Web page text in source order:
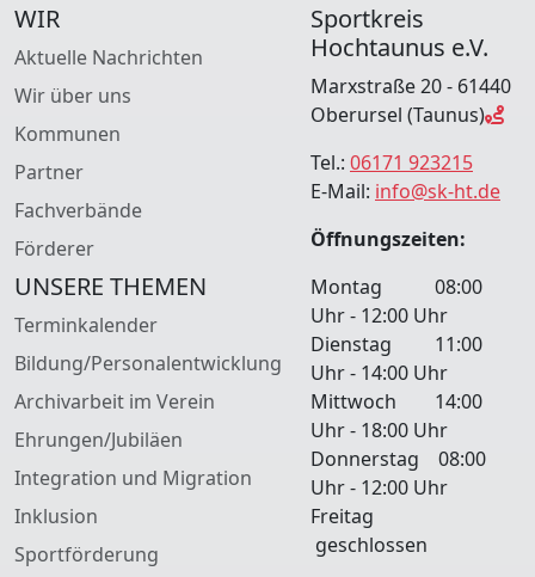
WIR
Aktuelle Nachrichten
Wir über uns
Kommunen
Partner
Fachverbände
Förderer
UNSERE THEMEN
Terminkalender
Bildung/Personalentwicklung
Archivarbeit im Verein
Ehrungen/Jubiläen
Integration und Migration
Inklusion
Sportförderung
Sportkreis
Hochtaunus e.V.
Marxstraße 20 - 61440
Oberursel (Taunus)
Tel.: 06171 923215
E-Mail: info@sk-ht.de
Öffnungszeiten:
Montag 08:00
Uhr - 12:00 Uhr
Dienstag 11:00
Uhr - 14:00 Uhr
Mittwoch 14:00
Uhr - 18:00 Uhr
Donnerstag 08:00
Uhr - 12:00 Uhr
Freitag
geschlossen